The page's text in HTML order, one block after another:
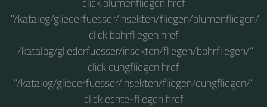
"/katalog/gliederfuesser/insekten/fliegen/blumenfliegen/"
click bohrfliegen href
"/katalog/gliederfuesser/insekten/fliegen/bohrfliegen/"
click dungfliegen href
"/katalog/gliederfuesser/insekten/fliegen/dungfliegen/"
click echte-fliegen href